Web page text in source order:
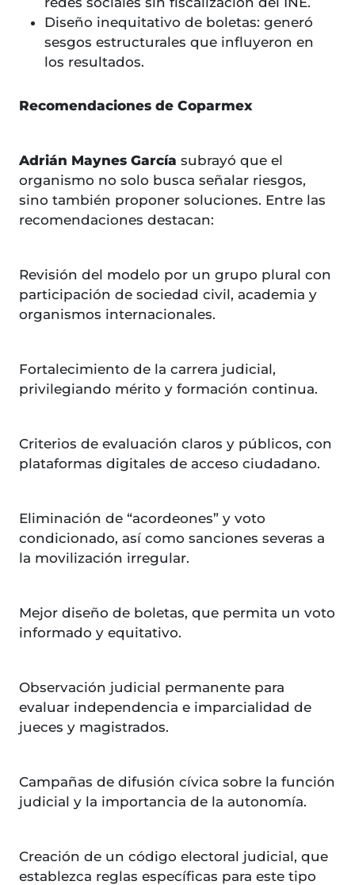
Diseño inequitativo de boletas: generó
sesgos estructurales que influyeron en
los resultados.
Recomendaciones de Coparmex
Adrián Maynes García subrayó que el
organismo no solo busca señalar riesgos,
sino también proponer soluciones. Entre las
recomendaciones destacan:
Revisión del modelo por un grupo plural con
participación de sociedad civil, academia y
organismos internacionales.
Fortalecimiento de la carrera judicial,
privilegiando mérito y formación continua.
Criterios de evaluación claros y públicos, con
plataformas digitales de acceso ciudadano.
Eliminación de “acordeones” y voto
condicionado, así como sanciones severas a
la movilización irregular.
Mejor diseño de boletas, que permita un voto
informado y equitativo.
Observación judicial permanente para
evaluar independencia e imparcialidad de
jueces y magistrados.
Campañas de difusión cívica sobre la función
judicial y la importancia de la autonomía.
Creación de un código electoral judicial, que
establezca reglas específicas para este tipo